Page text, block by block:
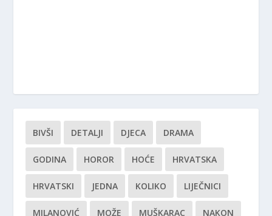
BIVŠI DETALJI DJECA DRAMA
GODINA HOROR HOĆE HRVATSKA
HRVATSKI JEDNA KOLIKO LIJEČNICI
MILANOVIĆ MOŽE MUŠKARAC NAKON